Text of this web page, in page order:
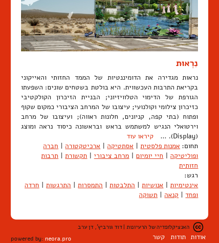
נִרְאוּת
נראות מגדירה את הדומיננטיות של הממד החזותי והאייקוני
בקריאת התרבות העכשווית. היא בולטת בשטחים שונים: השפעתו
הגורפת של הדימוי הטלוויזיוני; הבניית הזיכרון הקולקטיבי
כזיכרון צילומי וקולנועי; עיצובו של המרחב הציבורי כמקום שקוף
ופתוח (בתי קפה, קניונים, חלונות ראווה); ועיצובו של מרחב
וירטואלי הנגיש למשתמש בראש ובראשונה כיסוד נראה ומוצג
(Display). …
קיראו עוד
תחום: אמנות פלסטית | אסתטיקה | ארכיטקטורה | חברה
ופוליטיקה | חיי יומיום | מרחב ציבורי | תקשורת | תרבות
חזותית
רגש:
אינטימיות | אנושיות | התלבטות | התמסרות | התרגשות | חרדה
ופחד | קנאה | תשוקה
האנציקלופדיה של הרעיונות | דוד גורביץ', דן ערב
אודות תודות קשר powered by:neora.pro